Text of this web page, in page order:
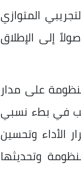
المتوازي
على مستوى الجمهورية في مايو 2025، وصولاً إلى الإطلاق
على مدار
في بطء نسبي
الأداء وتحسين
وتحديثها